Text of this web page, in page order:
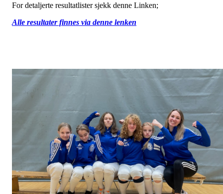
For detaljerte resultatlister sjekk denne Linken;
Alle resultater finnes via denne lenken